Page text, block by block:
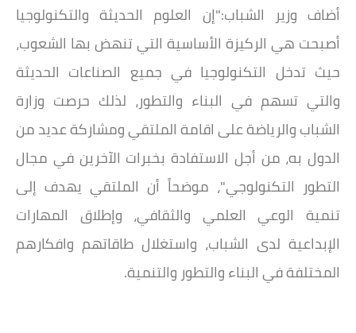
أضاف وزير الشباب:"إن العلوم الحديثة والتكنولوجيا
أصبحت هي الركيزة الأساسية التي تنهض بها الشعوب،
حيث تدخل التكنولوجيا في جميع الصناعات الحديثة
والتي تسهم في البناء والتطور، لذلك حرصت وزارة
الشباب والرياضة على اقامة الملتقي ومشاركة عديد من
الدول به، من أجل الاستفادة بخبرات الآخرين في مجال
التطور التكنولوجي"، موضحاً أن الملتقي يهدف إلى
تنمية الوعي العلمي والثقافي، وإطلاق المهارات
الإبداعية لدى الشباب، واستغلال طاقاتهم وافكارهم
المختلفة في البناء والتطور والتنمية.